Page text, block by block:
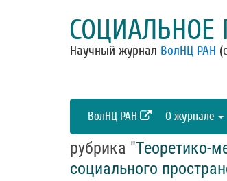
СОЦИАЛЬНОЕ
Научный журнал ВолНЦ РАН
ВолНЦ РАН О журнале
рубрика "Теоретико-
социального